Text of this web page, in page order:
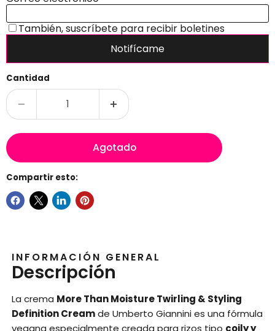
Cantidad
Agotado
Compartir esto:
INFORMACIÓN GENERAL
Descripción
La crema More Than Moisture Twirling & Styling
Definition Creamde Umberto Giannini es una fórmula
vegana especialmente creada para rizos tipo coily y